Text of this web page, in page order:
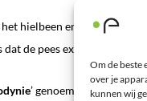
Om de beste
over je
kunnen wij
hielbeen en is de
de pees extreem sterk is
’ genoemd.